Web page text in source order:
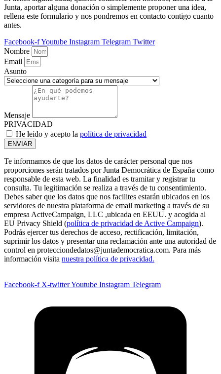
Junta, aportar alguna donación o simplemente proponer una idea,
rellena este formulario y nos pondremos en contacto contigo cuanto
antes.
Facebook-fYoutube Instagram Telegram Twitter
Nombre
Email
Asunto
Mensaje
PRIVACIDAD
He leído y acepto la política de privacidad
ENVIAR
Te informamos de que los datos de carácter personal que nos
proporciones serán tratados por Junta Democrática de España como
responsable de esta web. La finalidad es tramitar y registrar tu
consulta. Tu legitimación se realiza a través de tu consentimiento.
Debes saber que los datos que nos facilites estarán ubicados en los
servidores de nuestra plataforma de email marketing a través de su
empresa ActiveCampaign, LLC ,ubicada en EEUU. y acogida al
EU Privacy Shield (política de privacidad de Active Campaign).
Podrás ejercer tus derechos de acceso, rectificación, limitación,
suprimir los datos y presentar una reclamación ante una autoridad de
control en protecciondedatos@juntademocratica.com. Para más
información visita nuestra política de privacidad.
Facebook-f X-twitterYoutube Instagram Telegram